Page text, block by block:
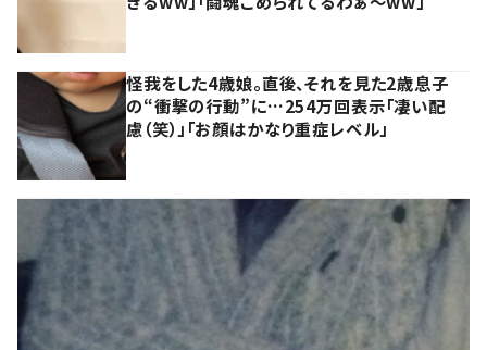
怪我をした4歳娘。直後、それを見た2歳息子
の“衝撃の行動”に…254万回表示「凄い配
慮（笑）」「お顔はかなり重症レベル」